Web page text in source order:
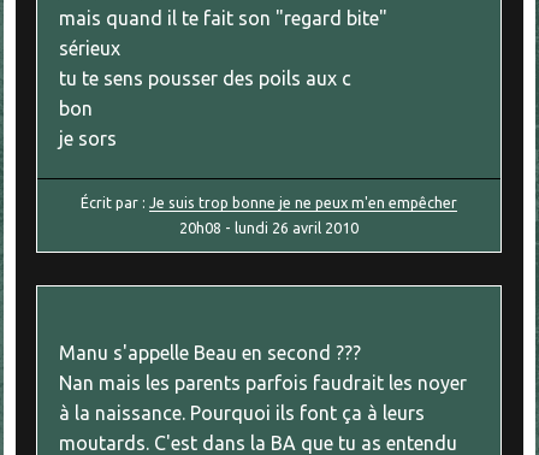
mais quand il te fait son "regard bite"
sérieux
tu te sens pousser des poils aux c
bon
je sors
Écrit par :Je suis trop bonne je ne peux m'en empêcher
20h08 - lundi 26 avril 2010
Manu s'appelle Beau en second ???
Nan mais les parents parfois faudrait les noyer
à la naissance. Pourquoi ils font ça à leurs
moutards. C'est dans la BA que tu as entendu